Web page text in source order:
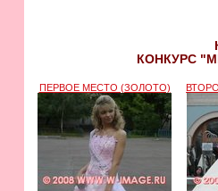
КОНКУРС
ПЕРВОЕ МЕСТО (ЗОЛОТО)